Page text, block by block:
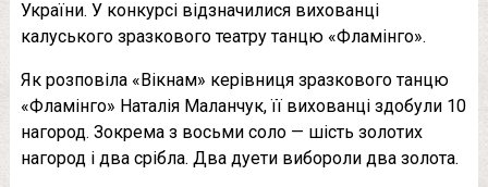
України. У конкурсі відзначилися вихованці
калуського зразкового театру танцю «Фламінго».
Як розповіла «Вікнам» керівниця зразкового танцю
«Фламінго» Наталія Маланчук, її вихованці здобули 10
нагород. Зокрема з восьми соло — шість золотих
нагород і два срібла. Два дуети вибороли два золота.